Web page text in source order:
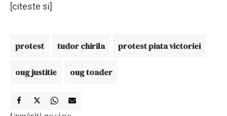
[citeste si]
protest tudor chirila protest piata victoriei
oug justitie oug toader